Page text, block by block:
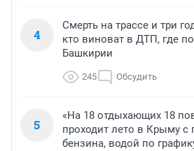
4
Смерть на трассе и три
кто виноват в ДТП, где
Башкирии
245 Обсудить
5
«На 18 отдыхающих 18
проходит лето в Крыму с
бензина, водой по